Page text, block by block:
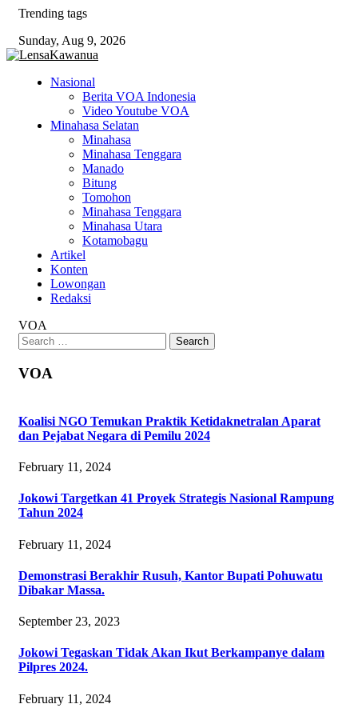
Skip
content
Trending tags
Sunday, Aug 9, 2026
Nasional
Berita VOA Indonesia
Video Youtube VOA
Minahasa Selatan
Minahasa
Minahasa Tenggara
Manado
Bitung
Tomohon
Minahasa Tenggara
Minahasa Utara
Kotamobagu
Artikel
Konten
Lowongan
Redaksi
VOA
Search
for:
VOA
Koalisi NGO Temukan Praktik Ketidaknetralan Aparat
dan Pejabat Negara di Pemilu 2024
February 11, 2024
Jokowi Targetkan 41 Proyek Strategis Nasional Rampung
Tahun 2024
February 11, 2024
Demonstrasi Berakhir Rusuh, Kantor Bupati Pohuwatu
Dibakar Massa.
September 23, 2023
Jokowi Tegaskan Tidak Akan Ikut Berkampanye dalam
Pilpres 2024.
February 11, 2024